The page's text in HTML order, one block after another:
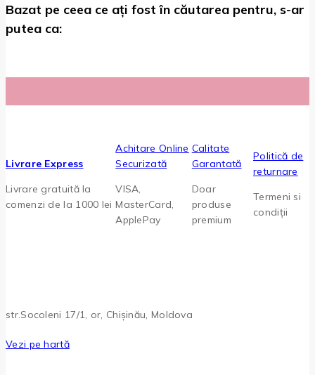
Bazat pe ceea ce ați fost în căutarea pentru, s-ar
putea ca:
Livrare Express
Livrare gratuită la
comenzi de la 1000 lei
Achitare Online
Securizată
VISA,
MasterCard,
ApplePay
Calitate
Garantată
Doar
produse
premium
Politică de
returnare
Termeni si
condiții
str.Socoleni 17/1, or, Chișinău, Moldova
Vezi pe hartă